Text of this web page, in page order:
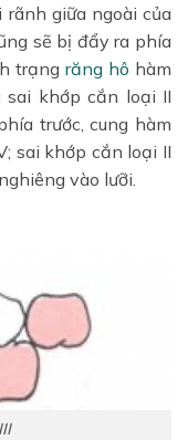
giữa ngoài của
sẽ bị đẩy ra phía
trạng răng hô hàm
khớp cắn loại II
trước, cung hàm
sai khớp cắn loại II
vào lưỡi.